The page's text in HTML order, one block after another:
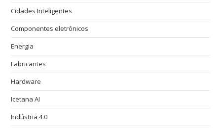
Cidades Inteligentes
Componentes eletrônicos
Energia
Fabricantes
Hardware
Icetana AI
Indústria 4.0